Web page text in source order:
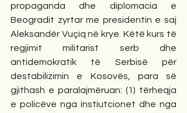
propaganda dhe diplomacia e
Beogradit zyrtar me presidentin e saj
Aleksandër Vuçiq në krye. Këtë kurs të
regjimit militarist serb dhe
antidemokratik të Serbisë për
destabilizimin e Kosovës, para së
gjithash e paralajmëruan: (1) tërheqja
e policëve nga instiutcionet dhe nga